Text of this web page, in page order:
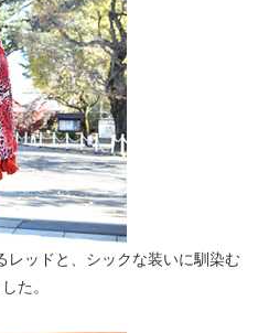
レッドと、シックな装いに馴染む
た。